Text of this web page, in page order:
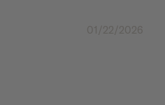
01/22/2026